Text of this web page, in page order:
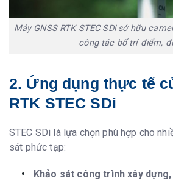
Máy GNSS RTK STEC SDi sở hữu
công tác bố trí điểm,
2. Ứng dụng thực tế
RTK STEC SDi
STEC SDi là lựa chọn phù hợp cho
sát phức tạp:
Khảo sát công trình xây